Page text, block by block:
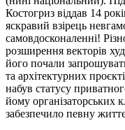
Костогриз віддав 14
яскравий взірець
самовдосконаленні!
розширення векторів
його почали
та архітектурних
набув статусу
йому організаторських
забезпечило певну